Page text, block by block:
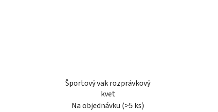
Športový vak rozprávkový
kvet
Na objednávku (>5 ks)